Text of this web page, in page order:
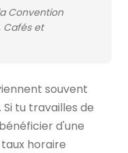
Convention
Cafés et
souvent
tu travailles de
d'une
horaire